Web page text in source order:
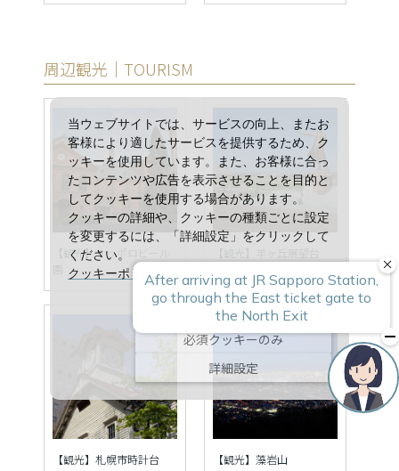
周辺観光｜TOURISM
【観光】サッポロビール
【観光】札幌市時計台 【観光】藻岩山
当ウェブサイトでは、サービスの向上、またお
客様により適したサービスを提供するため、ク
ッキーを使用しています。また、お客様に合っ
たコンテンツや広告を表示させることを目的と
してクッキーを使用する場合があります。
クッキーの詳細や、クッキーの種類ごとに設定
を変更するには、「詳細設定」をクリックして
ください。
クッキーポリシー
すべて許可
必須クッキーのみ
詳細設定